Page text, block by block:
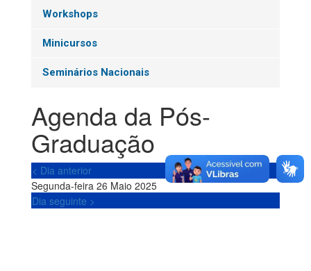
Workshops
Minicursos
Seminários Nacionais
Agenda da Pós-
Graduação
< Dia anterior
Segunda-feira 26 Maio 2025
Dia seguinte >